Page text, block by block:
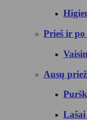
Prieš ir
Ausų